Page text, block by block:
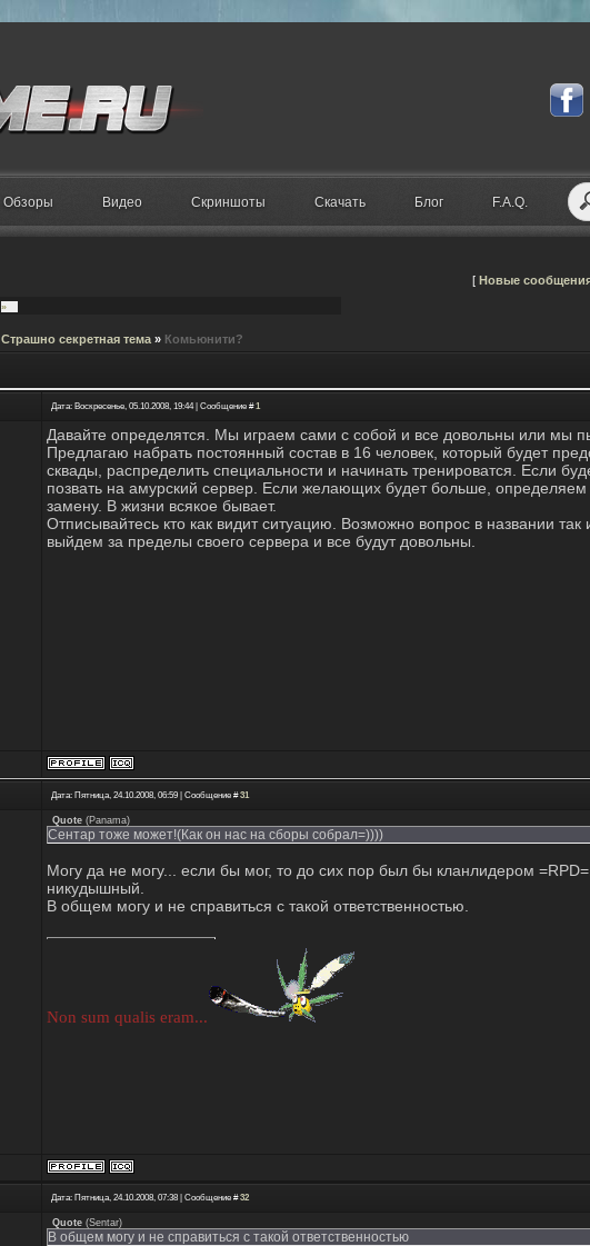
Обзоры Видео Скриншоты Скачать Блог F.A.Q.
[ Новые
»
Страшно секретная тема » Комьюнити?
Дата: Воскресенье, 05.10.2008, 19:44 | Сообщение #1
Давайте определятся. Мы играем сами с собой и все довольны или мы
Предлагаю набрать постоянный состав в 16 человек, который будет
сквады, распределить специальности и начинать тренироватся. Если
позвать на амурский сервер. Если желающих будет больше, определяем
замену. В жизни всякое бывает.
Отписывайтесь кто как видит ситуацию. Возможно вопрос в названии так
выйдем за пределы своего сервера и все будут довольны.
Дата: Пятница, 24.10.2008, 06:59 | Сообщение #31
Quote (Panama)
Сентар тоже может!(Как он нас на сборы собрал=))))
Могу да не могу... если бы мог, то до сих пор был бы кланлидером
никудышный.
В общем могу и не справиться с такой ответственностью.
Non sum qualis eram...
Дата: Пятница, 24.10.2008, 07:38 | Сообщение #32
Quote (Sentar)
В общем могу и не справиться с такой ответственностью